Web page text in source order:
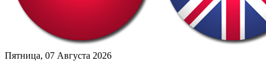
Пятница, 07 Августа 2026